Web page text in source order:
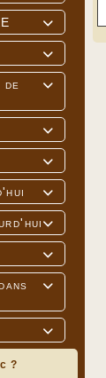










?